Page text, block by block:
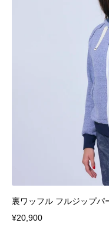
裏ワッフル フルジップ
¥20,900